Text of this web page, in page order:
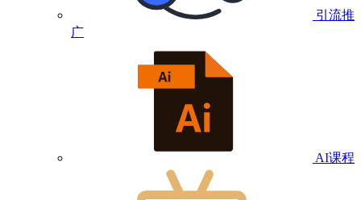
引流推
广
AI课程